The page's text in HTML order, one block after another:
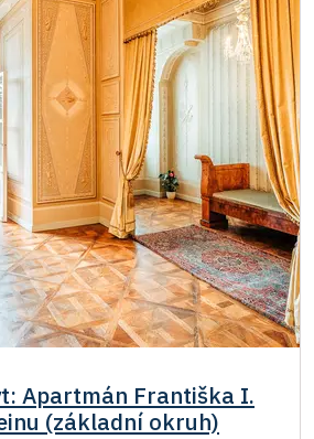
NPÚ (+ až 3 rodinní
zdarma
zdarma
osobu (držitele
Apartmán Františka I.
(základní okruh)